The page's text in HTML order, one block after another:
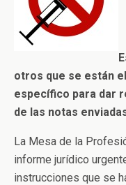
otros que se están
específico para dar
de las notas
La Mesa de la
informe jurídico
instrucciones que se